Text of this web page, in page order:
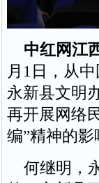
中红网江
月1日，从
永新县文明
再开展网络
编”精神的影
何继明，